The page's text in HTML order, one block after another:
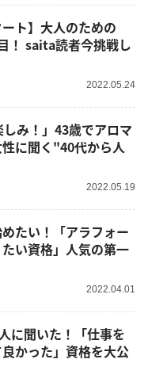
ート】大人のための
戦し
2022.05.24
しみ！」43歳でアロマ
に聞く"40代から人
2022.05.19
たい！「アラフォー
い資格」人気の第一
2022.04.01
に聞いた！「仕事を
かった」資格を大公